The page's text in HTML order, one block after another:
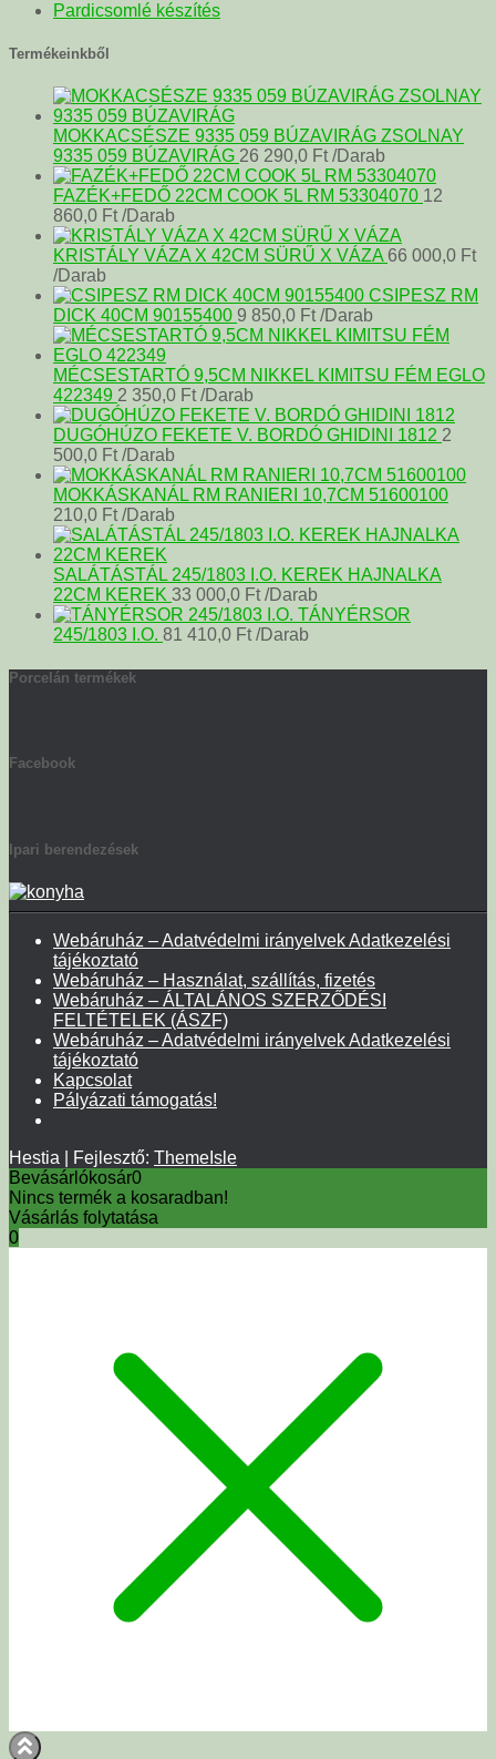
Pardicsomlé készítés
Termékeinkből
MOKKACSÉSZE 9335 059 BÚZAVIRÁG ZSOLNAY
9335 059 BÚZAVIRÁG 26 290,0 Ft /Darab
FAZÉK+FEDŐ 22CM COOK 5L RM 53304070 12
860,0 Ft /Darab
KRISTÁLY VÁZA X 42CM SÜRŰ X VÁZA 66 000,0 Ft
/Darab
CSIPESZ RM
DICK 40CM 90155400 9 850,0 Ft /Darab
MÉCSESTARTÓ 9,5CM NIKKEL KIMITSU FÉM EGLO
422349 2 350,0 Ft /Darab
DUGÓHÚZO FEKETE V. BORDÓ GHIDINI 1812 2
500,0 Ft /Darab
MOKKÁSKANÁL RM RANIERI 10,7CM 51600100
210,0 Ft /Darab
SALÁTÁSTÁL 245/1803 I.O. KEREK HAJNALKA
22CM KEREK 33 000,0 Ft /Darab
TÁNYÉRSOR
245/1803 I.O. 81 410,0 Ft /Darab
Porcelán termékek
Facebook
Ipari berendezések
Webáruház – Adatvédelmi irányelvek Adatkezelési
tájékoztató
Webáruház – Használat, szállítás, fizetés
Webáruház – ÁLTALÁNOS SZERZŐDÉSI
FELTÉTELEK (ÁSZF)
Webáruház – Adatvédelmi irányelvek Adatkezelési
tájékoztató
Kapcsolat
Pályázati támogatás!
Hestia | Fejlesztő: ThemeIsle
Bevásárlókosár0
Nincs termék a kosaradban!
Vásárlás folytatása
0